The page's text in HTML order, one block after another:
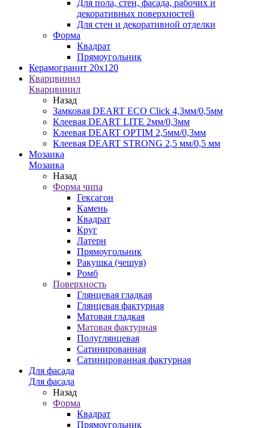
Для пола, стен, фасада, рабочих и
декоративных поверхностей
Для стен и декоративной отделки
Форма
Квадрат
Прямоугольник
Керамогранит 20х120
Кварцвинил
Кварцвинил
Назад
Замковая DEART ECO Click 4,3мм/0,5мм
Клеевая DEART LITE 2мм/0,3мм
Клеевая DEART OPTIM 2,5мм/0,3мм
Клеевая DEART STRONG 2,5 мм/0,5 мм
Мозаика
Мозаика
Назад
Форма чипа
Гексагон
Камень
Квадрат
Круг
Латерн
Прямоугольник
Ракушка (чешуя)
Ромб
Поверхность
Глянцевая гладкая
Глянцевая фактурная
Матовая гладкая
Матовая фактурная
Полуглянцевая
Сатинированная
Сатинированная фактурная
Для фасада
Для фасада
Назад
Форма
Квадрат
Прямоугольник